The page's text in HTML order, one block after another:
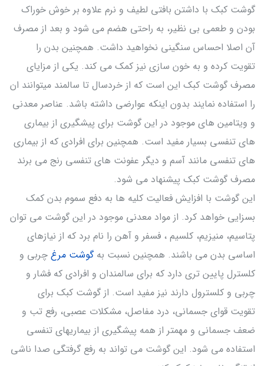
گوشت کبک با داشتن بافتی لطیف و نرم علاوه بر خوش خوراک
بودن و طعمی بی نظیر، به راحتی هضم می شود و بعد از مصرف
آن اصلا احساس سنگینی نخواهید داشت. همچنین بدن را
تقویت کرده و به خون سازی نیز کمک می کند. یکی از مزایای
مصرف گوشت کبک این است که از خردسال تا سالمند میتوانند ان
را استفاده نمایند بدون اینکه عوارضی داشته باشد. عناصر معدنی
و ویتامین های موجود در این گوشت برای پیشگیری از بیماری
های تنفسی بسیار مفید است. همچنین برای افرادی که از بیماری
های تنفسی مانند آسم و دیگر عفونت های تنفسی رنج می برند
مصرف گوشت کبک پیشنهاد می شود.
این گوشت با افزایش فعالیت کلیه ها به دفع سموم بدن کمک
بسزایی خواهد کرد. از مواد معدنی موجود در این گوشت می توان
پتاسیم، منیزیم، کلسیم ، فسفر و آهن را نام برد که از نیازهای
اساسی بدن می باشند. همچنین نسبت به گوشت مرغ چربی و
کلسترل پایین تری دارد که برای سالمندان و افرادی که فشار و
چربی و کلسترول دارند نیز مفید است. از گوشت کبک برای
تقویت قوای جسمانی، درد مفاصل، مشکلات عصبی، رفع تب و
ضعف جسمانی و مهمتر از همه پیشگیری از بیماریهای تنفسی
استفاده می شود. این گوشت می تواند به رفع گرفتگی صدا ناشی